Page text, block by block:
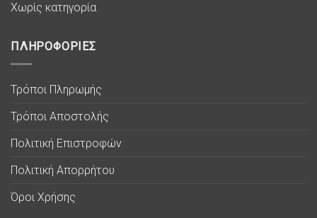
Χωρίς κατηγορία
ΠΛΗΡΟΦΟΡΙΕΣ
Τρόποι Πληρωμής
Τρόποι Αποστολής
Πολιτική Επιστροφών
Πολιτική Απορρήτου
Όροι Χρήσης